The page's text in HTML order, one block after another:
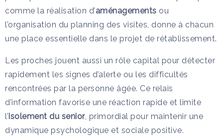
comme la réalisation d’aménagements ou
l’organisation du planning des visites, donne à chacun
une place essentielle dans le projet de rétablissement.
Les proches jouent aussi un rôle capital pour détecter
rapidement les signes d’alerte ou les difficultés
rencontrées par la personne âgée. Ce relais
d’information favorise une réaction rapide et limite
l’isolement du senior, primordial pour maintenir une
dynamique psychologique et sociale positive.